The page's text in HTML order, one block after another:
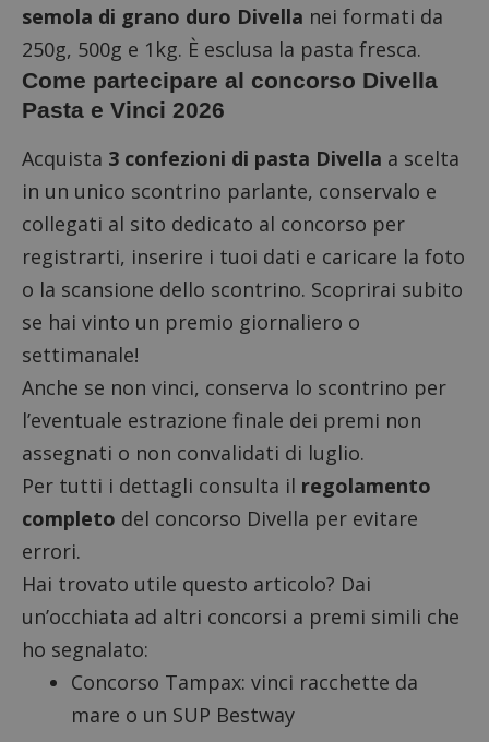
semola di grano duro Divella nei formati da
250g, 500g e 1kg. È esclusa la pasta fresca.
Come partecipare al concorso Divella
Pasta e Vinci 2026
Acquista 3 confezioni di pasta Divella a scelta
in un unico scontrino parlante, conservalo e
collegati al sito dedicato al concorso per
registrarti, inserire i tuoi dati e caricare la foto
o la scansione dello scontrino. Scoprirai subito
se hai vinto un premio giornaliero o
settimanale!
Anche se non vinci, conserva lo scontrino per
l’eventuale estrazione finale dei premi non
assegnati o non convalidati di luglio.
Per tutti i dettagli consulta il regolamento
completo del concorso Divella per evitare
errori.
Hai trovato utile questo articolo? Dai
un’occhiata ad altri concorsi a premi simili che
ho segnalato:
Concorso Tampax: vinci racchette da
mare o un SUP Bestway